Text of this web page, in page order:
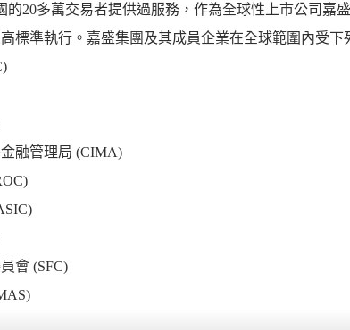
的20多萬交易者提供過服務，作為全球性上市公司嘉
標準執行。嘉盛集團及其成員企業在全球範圍內受下
融管理局 (CIMA)
會 (SFC)